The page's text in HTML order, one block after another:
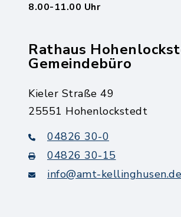
8.00-11.00 Uhr
Rathaus
Gemeindebüro
Kieler Straße 49
25551 Hohenlockstedt
04826 30-0
04826 30-15
info@amt-kellinghusen.de